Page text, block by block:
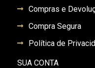
Compras e
Compra Segura
Política de
SUA CONTA